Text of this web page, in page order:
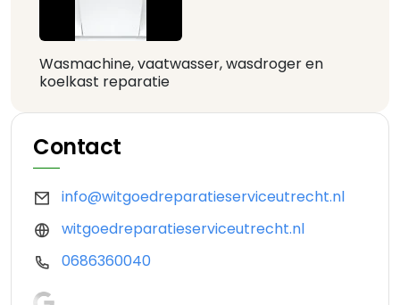
Wasmachine, vaatwasser, wasdroger en
koelkast reparatie
Contact
info@witgoedreparatieserviceutrecht.nl
witgoedreparatieserviceutrecht.nl
0686360040